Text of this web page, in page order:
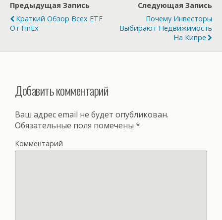
Предыдущая Запись
Краткий Обзор Всех ETF
От FinEx
Следующая Запись
Почему Инвесторы
Выбирают Недвижимость
На Кипре
Добавить комментарий
Ваш адрес email не будет опубликован.
Обязательные поля помечены *
Комментарий